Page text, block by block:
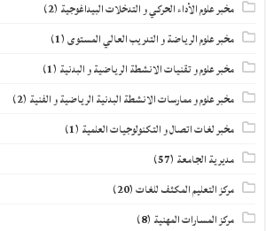
مخبر علوم الأداء الحركي و التدخلات البيداغوجية (2)
مخبر علوم الرياضة و التدريب العالي المستوى(1)
مخبر علوم و تقنيات الانشطة الرياضية و البدنية (1)
مخبر علوم و ممارسات الانشطة البدنية الرياضية و الفنية (2)
مخبر لغات اتصال و التكنولوجيات العلمية (1)
مديرية الجامعة (57)
مركز التعليم المكثف للغات(20)
مركز المسارات المهنية (8)